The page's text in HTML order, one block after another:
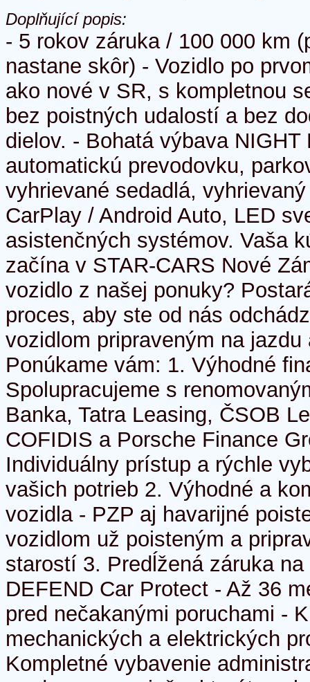
Doplňující popis:
- 5 rokov záruka / 100 000 km
nastane skôr) - Vozidlo po
ako nové v SR, s kompletnou
bez poistných udalostí a bez
dielov. - Bohatá výbava NIGHT
automatickú prevodovku,
vyhrievané sedadlá,
CarPlay / Android Auto, LED
asistenčných systémov. Vaša
začína v STAR-CARS Nové
vozidlo z našej ponuky?
proces, aby ste od nás
vozidlom pripraveným na
Ponúkame vám: 1. Výhodné
Spolupracujeme s
Banka, Tatra Leasing, ČSOB
COFIDIS a Porsche Finance
Individuálny prístup a rýchle
vašich potrieb 2. Výhodné a
vozidla - PZP aj havarijné
vozidlom už poisteným a
starostí 3. Predĺžená záruka
DEFEND Car Protect - Až 36
pred nečakanými poruchami -
mechanických a elektrických
Kompletné vybavenie